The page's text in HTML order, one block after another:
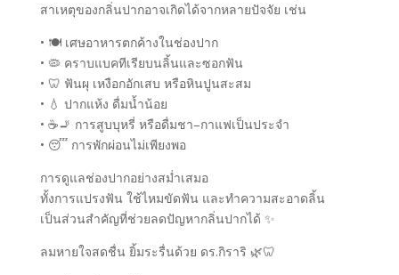
สาเหตุของกลิ่นปากอาจเกิดได้จากหลายปัจจัย เช่น
• 🍽️ เศษอาหารตกค้างในช่องปาก
• 🦠 คราบแบคทีเรียบนลิ้นและซอกฟัน
• 🦷 ฟันผุ เหงือกอักเสบ หรือหินปูนสะสม
• 💧 ปากแห้ง ดื่มน้ำน้อย
• ☕🚬 การสูบบุหรี่ หรือดื่มชา–กาแฟเป็นประจำ
• 😴 การพักผ่อนไม่เพียงพอ
การดูแลช่องปากอย่างสม่ำเสมอ
ทั้งการแปรงฟัน ใช้ไหมขัดฟัน และทำความสะอาดลิ้น
เป็นส่วนสำคัญที่ช่วยลดปัญหากลิ่นปากได้ ✨
ลมหายใจสดชื่น ยิ้มระรื่นด้วย ดร.กิราริ 🌿🦷